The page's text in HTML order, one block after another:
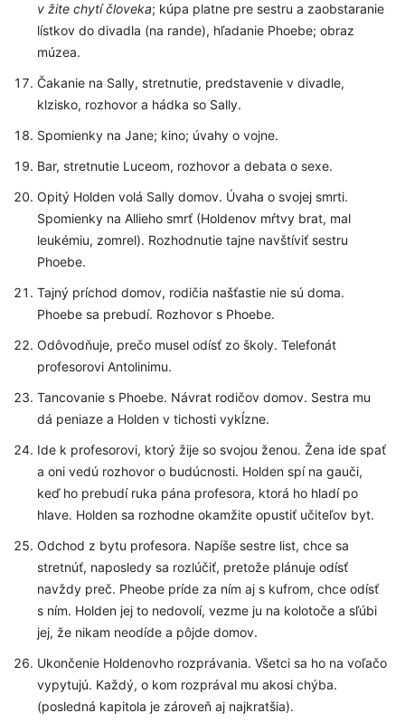
v žite chytí človeka; kúpa platne pre sestru a zaobstaranie
lístkov do divadla (na rande), hľadanie Phoebe; obraz
múzea.
Čakanie na Sally, stretnutie, predstavenie v divadle,
klzisko, rozhovor a hádka so Sally.
Spomienky na Jane; kino; úvahy o vojne.
Bar, stretnutie Luceom, rozhovor a debata o sexe.
Opitý Holden volá Sally domov. Úvaha o svojej smrti.
Spomienky na Allieho smrť (Holdenov mŕtvy brat, mal
leukémiu, zomrel). Rozhodnutie tajne navštíviť sestru
Phoebe.
Tajný príchod domov, rodičia našťastie nie sú doma.
Phoebe sa prebudí. Rozhovor s Phoebe.
Odôvodňuje, prečo musel odísť zo školy. Telefonát
profesorovi Antolinimu.
Tancovanie s Phoebe. Návrat rodičov domov. Sestra mu
dá peniaze a Holden v tichosti vykĺzne.
Ide k profesorovi, ktorý žije so svojou ženou. Žena ide spať
a oni vedú rozhovor o budúcnosti. Holden spí na gauči,
keď ho prebudí ruka pána profesora, ktorá ho hladí po
hlave. Holden sa rozhodne okamžite opustiť učiteľov byt.
Odchod z bytu profesora. Napíše sestre list, chce sa
stretnúť, naposledy sa rozlúčiť, pretože plánuje odísť
navždy preč. Pheobe príde za ním aj s kufrom, chce odísť
s ním. Holden jej to nedovolí, vezme ju na kolotoče a sľúbi
jej, že nikam neodíde a pôjde domov.
Ukončenie Holdenovho rozprávania. Všetci sa ho na voľačo
vypytujú. Každý, o kom rozprával mu akosi chýba.
(posledná kapitola je zároveň aj najkratšia).